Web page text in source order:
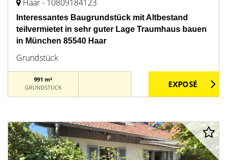
Haar - 10809184123
Interessantes Baugrundstück mit Altbestand
teilvermietet in sehr guter Lage Traumhaus bauen
in München 85540 Haar
Grundstück
991 m²
GRUNDSTÜCK